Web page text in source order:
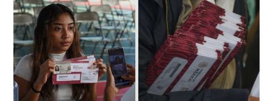
Ciudad
Juárez
2026:
darán
inscripción
y
computadora
gratis